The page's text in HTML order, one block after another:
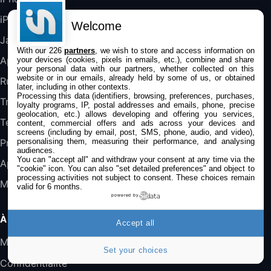
357,4€
Jeu FIFA 20 sur PC (code à télécharger)
45,98€57,99€Rue Du Commerce (Vendeur Tiers)
iPad
Jailbreak
Applications
Rumeurs
Trucs & astuces
Tests
Promos
Apple
Mac
À PROPOS
Mentions légales
Confidentialité
Welcome
With our 226partners , we wish to store and access information on
your devices (cookies, pixels in emails, etc.), combine and share
your personal data with our partners, whether collected on this
website or in our emails, already held by some of us, or obtained
later, including in other contexts.
Processing this data (identifiers, browsing, preferences, purchases,
loyalty programs, IP, postal addresses and emails, phone, precise
geolocation, etc.) allows developing and offering you services,
content, commercial offers and ads across your devices and
screens (including by email, post, SMS, phone, audio, and video),
personalising them, measuring their performance, and analysing
audiences.
You can "accept all" and withdraw your consent at any time via the
"cookie" icon. You can also "set detailed preferences" and object to
processing activities not subject to consent. These choices remain
valid for 6 months.
powered by
Set your choices
Accept all